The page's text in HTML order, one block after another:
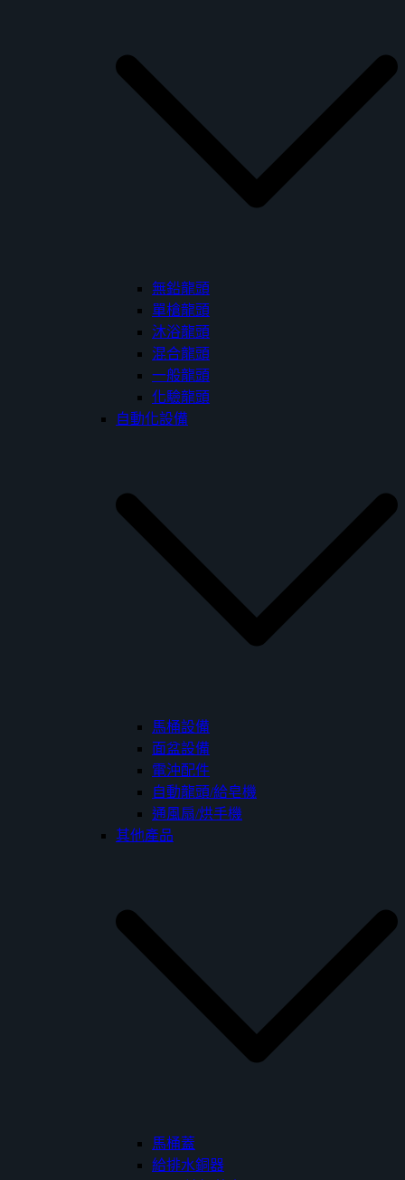
無鉛龍頭
單槍龍頭
沐浴龍頭
混合龍頭
一般龍頭
化驗龍頭
自動化設備
馬桶設備
面盆設備
電沖配件
自動龍頭/給皂機
通風扇/烘手機
其他產品
馬桶蓋
給排水銅器